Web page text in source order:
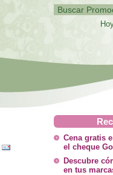
Cena gratis
el cheque
Descubre
en tus